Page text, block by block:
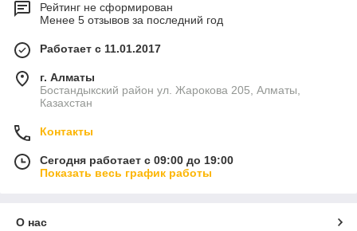
Рейтинг не сформирован
Менее 5 отзывов за последний год
Работает с 11.01.2017
г. Алматы
Бостандыкский район ул. Жарокова 205, Алматы,
Казахстан
Контакты
Сегодня работает с 09:00 до 19:00
Показать весь график работы
О нас